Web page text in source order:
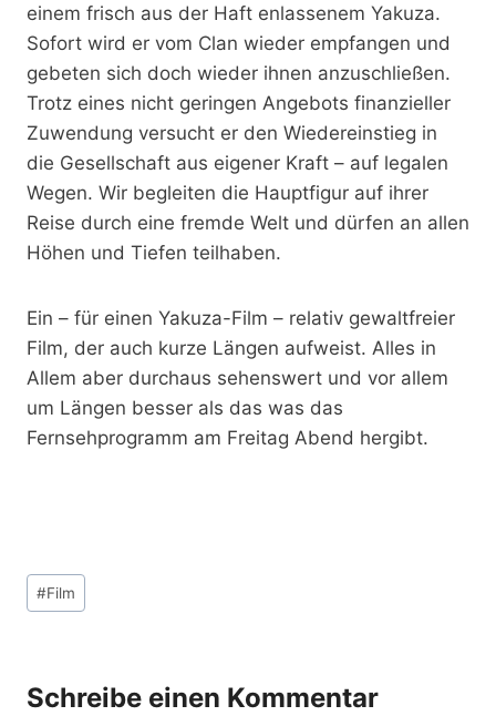
einem frisch aus der Haft enlassenem Yakuza.
Sofort wird er vom Clan wieder empfangen und
gebeten sich doch wieder ihnen anzuschließen.
Trotz eines nicht geringen Angebots finanzieller
Zuwendung versucht er den Wiedereinstieg in
die Gesellschaft aus eigener Kraft – auf legalen
Wegen. Wir begleiten die Hauptfigur auf ihrer
Reise durch eine fremde Welt und dürfen an allen
Höhen und Tiefen teilhaben.
Ein – für einen Yakuza-Film – relativ gewaltfreier
Film, der auch kurze Längen aufweist. Alles in
Allem aber durchaus sehenswert und vor allem
um Längen besser als das was das
Fernsehprogramm am Freitag Abend hergibt.
Schlagworte:
#Film
Schreibe einen Kommentar